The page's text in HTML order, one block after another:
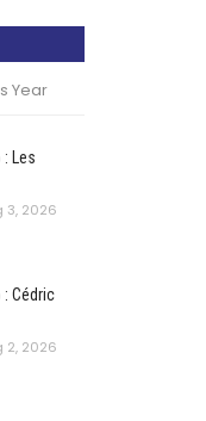
Year
Les
3, 2026
Cédric
2, 2026